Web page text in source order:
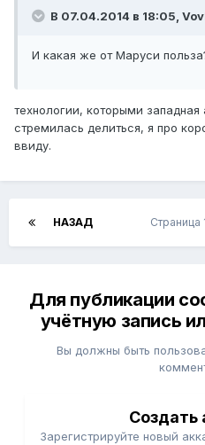
В 07.04.2014 в 18:05,
И какая же от Маруси
технологии, которыми западная
стремилась делиться, я про
ввиду.
НАЗАД Страница
Для публикации
учётную запись
Вы должны быть
Создать
Зарегистрируйте новый